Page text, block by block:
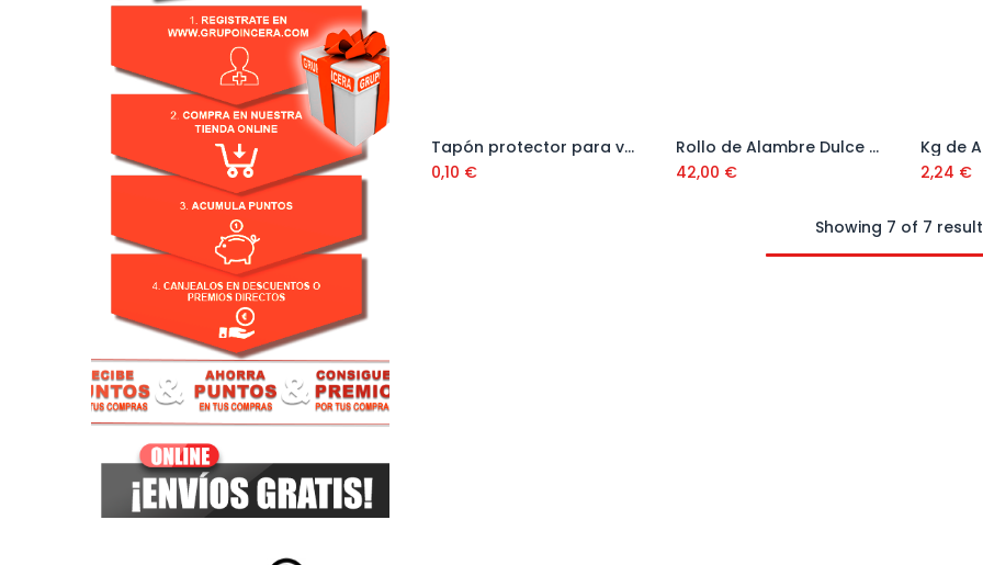
Añadir al carrito
Tapón protector para varilla 6-20 mm Ref. FUNGO-01LA
0,10 €
Añadir al carrito
Rollo de Alambre Dulce 25 Kg
42,00 €
Kg de
2,24 €
Showing 7 of 7